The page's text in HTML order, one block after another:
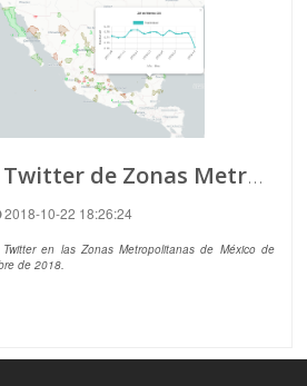
Positividad en Twitter de Zonas Metropolitanas (ZM) en México
2018-10-22 18:26:24
en las Zonas Metropolitanas de México de
de 2018.